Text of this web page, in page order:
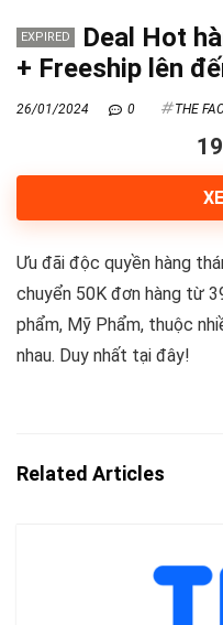
EXPIRED
Deal Hot
+ Freeship lên
26/01/2024 0 THE
Ưu đãi độc quyền hàng
chuyển 50K đơn hàng từ
phẩm, Mỹ Phẩm, thuộc
nhau. Duy nhất tại đây!
Related Articles